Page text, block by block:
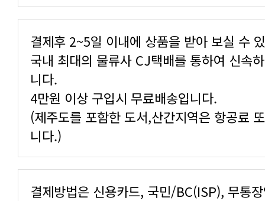
결제후 2~5일 이내에 상품을 받아 보실 수
국내 최대의 물류사 CJ택배를 통하여 신속
니다.
4만원 이상 구입시 무료배송입니다.
(제주도를 포함한 도서,산간지역은 항공료
니다.)
결제방법은 신용카드, 국민/BC(ISP), 무통